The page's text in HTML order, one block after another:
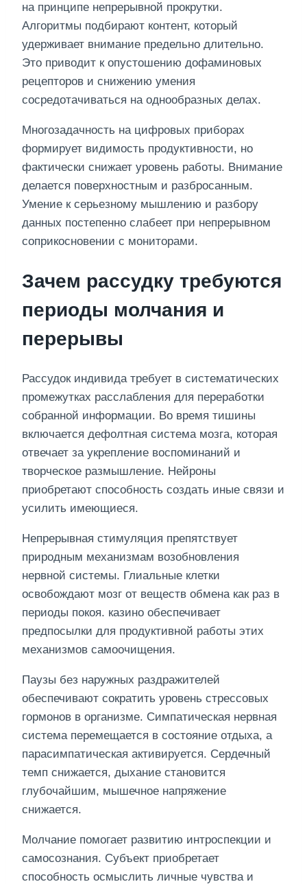
на принципе непрерывной прокрутки.
Алгоритмы подбирают контент, который
удерживает внимание предельно длительно.
Это приводит к опустошению дофаминовых
рецепторов и снижению умения
сосредотачиваться на однообразных делах.
Многозадачность на цифровых приборах
формирует видимость продуктивности, но
фактически снижает уровень работы. Внимание
делается поверхностным и разбросанным.
Умение к серьезному мышлению и разбору
данных постепенно слабеет при непрерывном
соприкосновении с мониторами.
Зачем рассудку требуются
периоды молчания и
перерывы
Рассудок индивида требует в систематических
промежутках расслабления для переработки
собранной информации. Во время тишины
включается дефолтная система мозга, которая
отвечает за укрепление воспоминаний и
творческое размышление. Нейроны
приобретают способность создать иные связи и
усилить имеющиеся.
Непрерывная стимуляция препятствует
природным механизмам возобновления
нервной системы. Глиальные клетки
освобождают мозг от веществ обмена как раз в
периоды покоя. казино обеспечивает
предпосылки для продуктивной работы этих
механизмов самоочищения.
Паузы без наружных раздражителей
обеспечивают сократить уровень стрессовых
гормонов в организме. Симпатическая нервная
система перемещается в состояние отдыха, а
парасимпатическая активируется. Сердечный
темп снижается, дыхание становится
глубочайшим, мышечное напряжение
снижается.
Молчание помогает развитию интроспекции и
самосознания. Субъект приобретает
способность осмыслить личные чувства и